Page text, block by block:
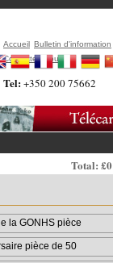
Accueil Bulletin d'information
Contactez-Nous
Tel:+350 200 75662
Total: £0
la GONHS pièce
pièce de 50